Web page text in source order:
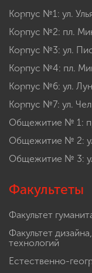
Корпус №1: ул.
Корпус №2: пл.
Корпус №3: ул.
Корпус №4: пл.
Корпус №6: ул.
Корпус №7: ул.
Общежитие № 1:
Общежитие № 2:
Общежитие № 3:
Факультеты
Факультет
Факультет
технологий
Естественно-